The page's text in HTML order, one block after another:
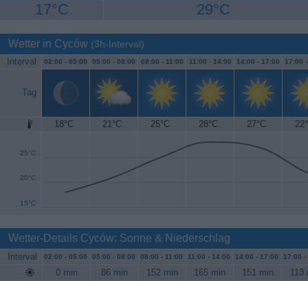
17°C 29°C
Wetter in Cyców (3h-Interval)
Interval 02:00 - 05:00 05:00 - 08:00 08:00 - 11:00 11:00 - 14:00 14:00 - 17:00 17:00
Tag
18°C 21°C 25°C 28°C 27°C
15°C
20°C
25°C
30°C
Wetter-Details Cyców: Sonne & Niederschlag
Interval 02:00 - 05:00 05:00 - 08:00 08:00 - 11:00 11:00 - 14:00 14:00 - 17:00 17:00 -
0 min 86 min 152 min 165 min 151 min 113